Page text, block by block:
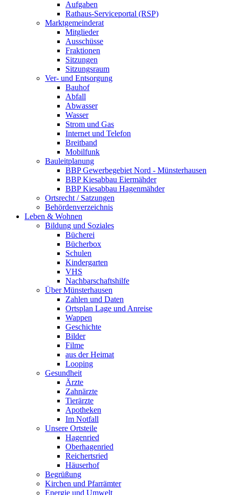
Aufgaben
Rathaus-Serviceportal (RSP)
Marktgemeinderat
Mitglieder
Ausschüsse
Fraktionen
Sitzungen
Sitzungsraum
Ver- und Entsorgung
Bauhof
Abfall
Abwasser
Wasser
Strom und Gas
Internet und Telefon
Breitband
Mobilfunk
Bauleitplanung
BBP Gewerbegebiet Nord - Münsterhausen
BBP Kiesabbau Eiermähder
BBP Kiesabbau Hagenmähder
Ortsrecht / Satzungen
Behördenverzeichnis
Leben & Wohnen
Bildung und Soziales
Bücherei
Bücherbox
Schulen
Kindergarten
VHS
Nachbarschaftshilfe
Über Münsterhausen
Zahlen und Daten
Ortsplan Lage und Anreise
Wappen
Geschichte
Bilder
Filme
aus der Heimat
Looping
Gesundheit
Ärzte
Zahnärzte
Tierärzte
Apotheken
Im Notfall
Unsere Ortsteile
Hagenried
Oberhagenried
Reichertsried
Häuserhof
Begrüßung
Kirchen und Pfarrämter
Energie und Umwelt